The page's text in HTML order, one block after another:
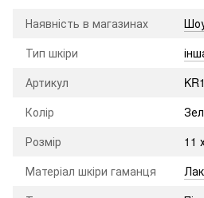
Наявність в магазинах
Тип шкіри
Артикул
Колір
Розмір
11
Матеріал шкіри гаманця